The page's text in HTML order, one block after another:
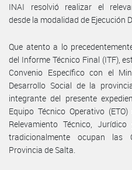
INAI resolvió realizar el
desde la modalidad de Ejecución
Que atento a lo
del Informe Técnico Final (ITF),
Convenio Específico con el
Desarrollo Social de la
integrante del presente
Equipo Técnico Operativo
Relevamiento Técnico,
tradicionalmente ocupan las
Provincia de Salta.